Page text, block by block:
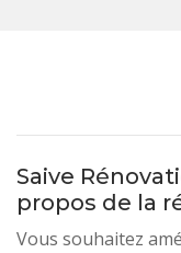
Saive
propos de la
Vous souhaitez